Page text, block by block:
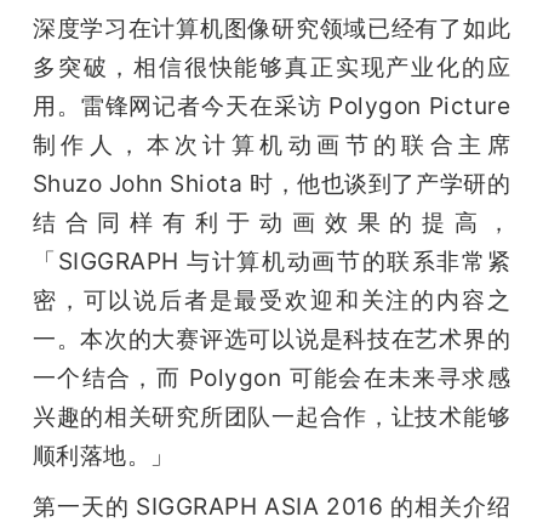
深度学习在计算机图像研究领域已经有了如此
多突破，相信很快能够真正实现产业化的应
用。雷锋网记者今天在采访 Polygon Picture
制作人，本次计算机动画节的联合主席
Shuzo John Shiota 时，他也谈到了产学研的
结合同样有利于动画效果的提高，
「SIGGRAPH 与计算机动画节的联系非常紧
密，可以说后者是最受欢迎和关注的内容之
一。本次的大赛评选可以说是科技在艺术界的
一个结合，而 Polygon 可能会在未来寻求感
兴趣的相关研究所团队一起合作，让技术能够
顺利落地。」
第一天的 SIGGRAPH ASIA 2016 的相关介绍